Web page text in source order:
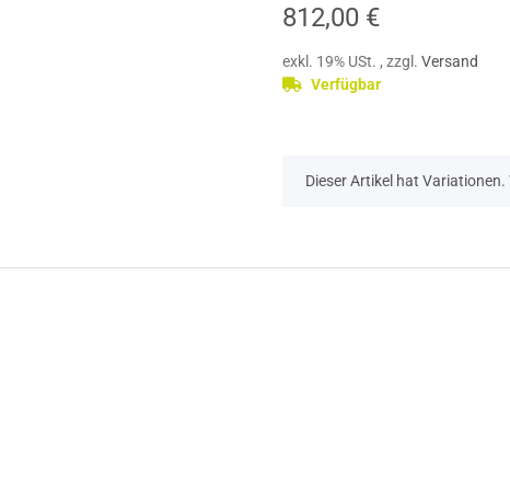
812,00 €
exkl. 19% USt. , zzgl. Versand
Verfügbar
x
Dieser Artikel hat